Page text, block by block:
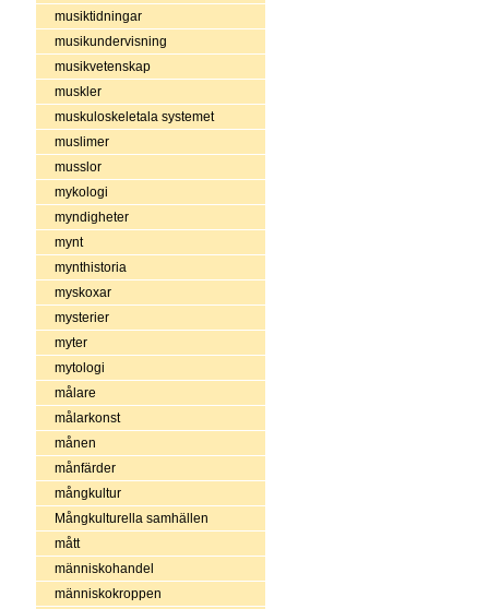
musiktidningar
musikundervisning
musikvetenskap
muskler
muskuloskeletala systemet
muslimer
musslor
mykologi
myndigheter
mynt
mynthistoria
myskoxar
mysterier
myter
mytologi
målare
målarkonst
månen
månfärder
mångkultur
Mångkulturella samhällen
mått
människohandel
människokroppen